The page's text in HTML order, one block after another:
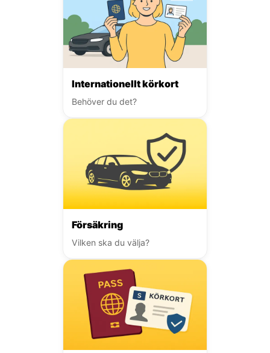
Internationellt körkort
Behöver du det?
Försäkring
Vilken ska du välja?